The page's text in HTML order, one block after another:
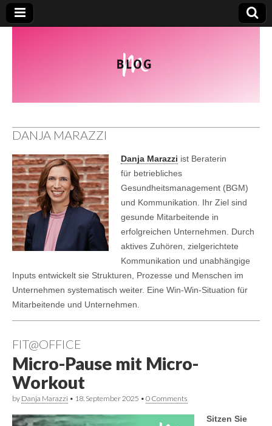
DANJA MARAZZI
Danja Marazzi ist Beraterin
für betriebliches
Gesundheitsmanagement (BGM)
und Kommunikation. Ihr Ziel sind
gesunde Mitarbeitende in
erfolgreichen Unternehmen. Durch
aktives Zuhören, zielgerichtete
Kommunikation und unabhängige
Inputs entwickelt sie Strukturen, Prozesse und Menschen im
Unternehmen systematisch weiter. Eine Win-Win-Situation für
Mitarbeitende und Unternehmen.
FIT@OFFICE
Micro-Pause mit Micro-
Workout
by Danja Marazzi • 18. September 2025 • 0 Comments
Sitzen Sie